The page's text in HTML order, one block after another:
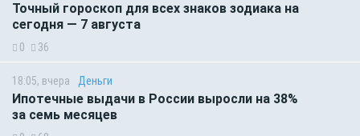
Точный гороскоп для всех знаков зодиака на
сегодня — 7 августа
0 36
18:05, вчера Деньги
Ипотечные выдачи в России выросли на 38%
за семь месяцев